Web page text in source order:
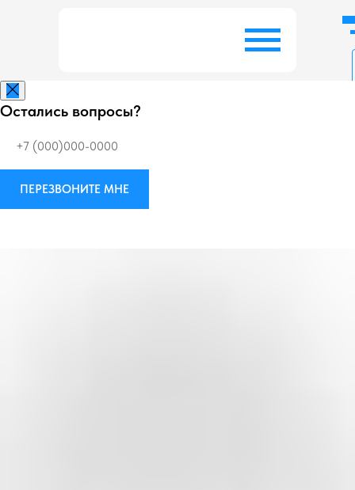
Остались вопросы?
ПЕРЕЗВОНИТЕ МНЕ